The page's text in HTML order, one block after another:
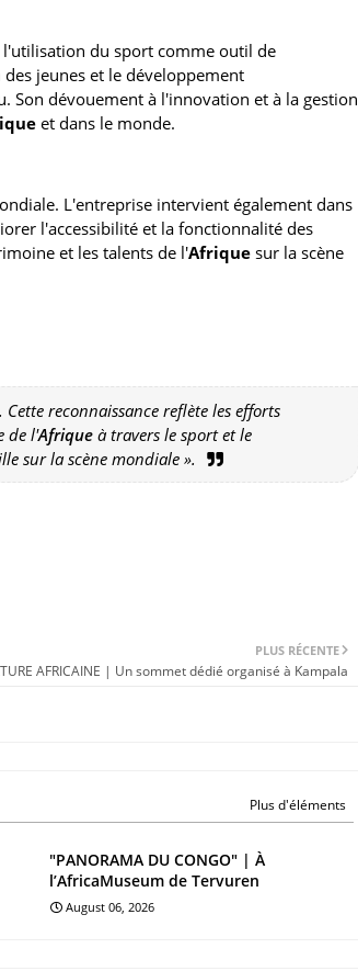
du sport comme outil de
jeunes et le développement
Son dévouement à l'innovation et à la gestion
et dans le monde.
L'entreprise intervient également dans
l'accessibilité et la fonctionnalité des
et les talents de l'Afrique sur la scène
reconnaissance reflète les efforts
de l'Afrique à travers le sport et le
sur la scène mondiale ».
PLUS RÉCENTE
AFRICAINE | Un sommet dédié organisé à Kampala
Plus d'éléments
"PANORAMA DU CONGO" | À
l’AfricaMuseum de Tervuren
August 06, 2026